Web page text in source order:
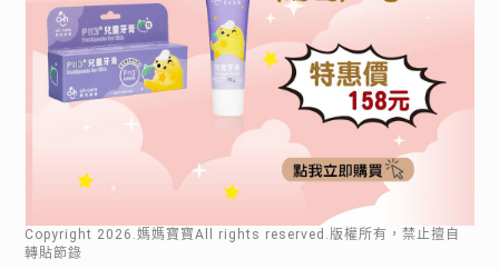
Copyright 2026 .媽媽寶寶All rights reserved.版權所有，禁止擅自
轉貼節錄